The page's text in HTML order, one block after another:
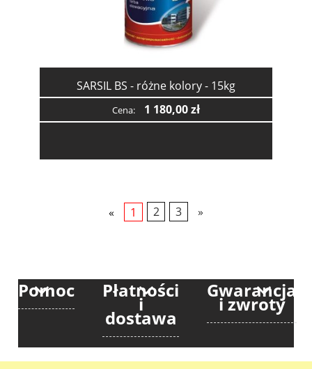
SARSIL BS - różne kolory - 15kg
Cena: 1 180,00 zł
« 1 2 3 »
Pomoc Płatności
i
dostawa
Gwarancja
i zwroty